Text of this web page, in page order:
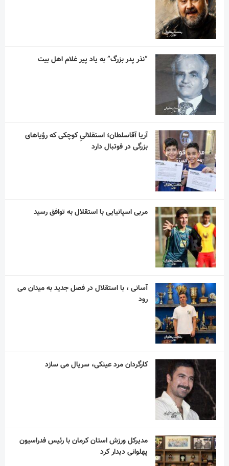
“نذر پدر بزرگ” به یاد پیر غلام اهل بیت
آریا آقاسلطان؛ استقلالیِ کوچکی که رؤیاهای
بزرگی در فوتبال دارد
مربی اسپانیایی با استقلال به توافق رسید
آسانی ، با استقلال در فصل جدید به میدان می
رود
کارگردان مرد عینکی، سریال می سازد
مدیرکل ورزش استان کرمان با رئیس فدراسیون
پهلوانی دیدار کرد